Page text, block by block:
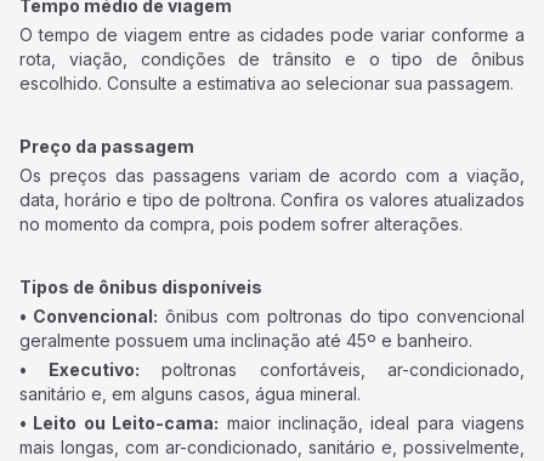
Tempo médio de viagem
O tempo de viagem entre as cidades pode variar conforme a
rota, viação, condições de trânsito e o tipo de ônibus
escolhido. Consulte a estimativa ao selecionar sua passagem.
Preço da passagem
Os preços das passagens variam de acordo com a viação,
data, horário e tipo de poltrona. Confira os valores atualizados
no momento da compra, pois podem sofrer alterações.
Tipos de ônibus disponíveis
• Convencional: ônibus com poltronas do tipo convencional
geralmente possuem uma inclinação até 45º e banheiro.
• Executivo: poltronas confortáveis, ar-condicionado,
sanitário e, em alguns casos, água mineral.
• Leito ou Leito-cama: maior inclinação, ideal para viagens
mais longas, com ar-condicionado, sanitário e, possivelmente,